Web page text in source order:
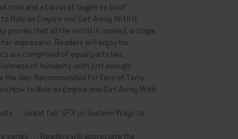
time and a barrel of laughs to boot'
Rule an Empire and Get Away With It
proves that all the world is, indeed, a stage,
impresario. Readers will enjoy his
are comprised of equal parts lies,
of humanity-with just enough
the day. Recommended for fans of Terry
on How to Rule an Empire and Get Away With
. . . Great fun' SFX on Sixteen Ways to
series . . . Readers will appreciate the